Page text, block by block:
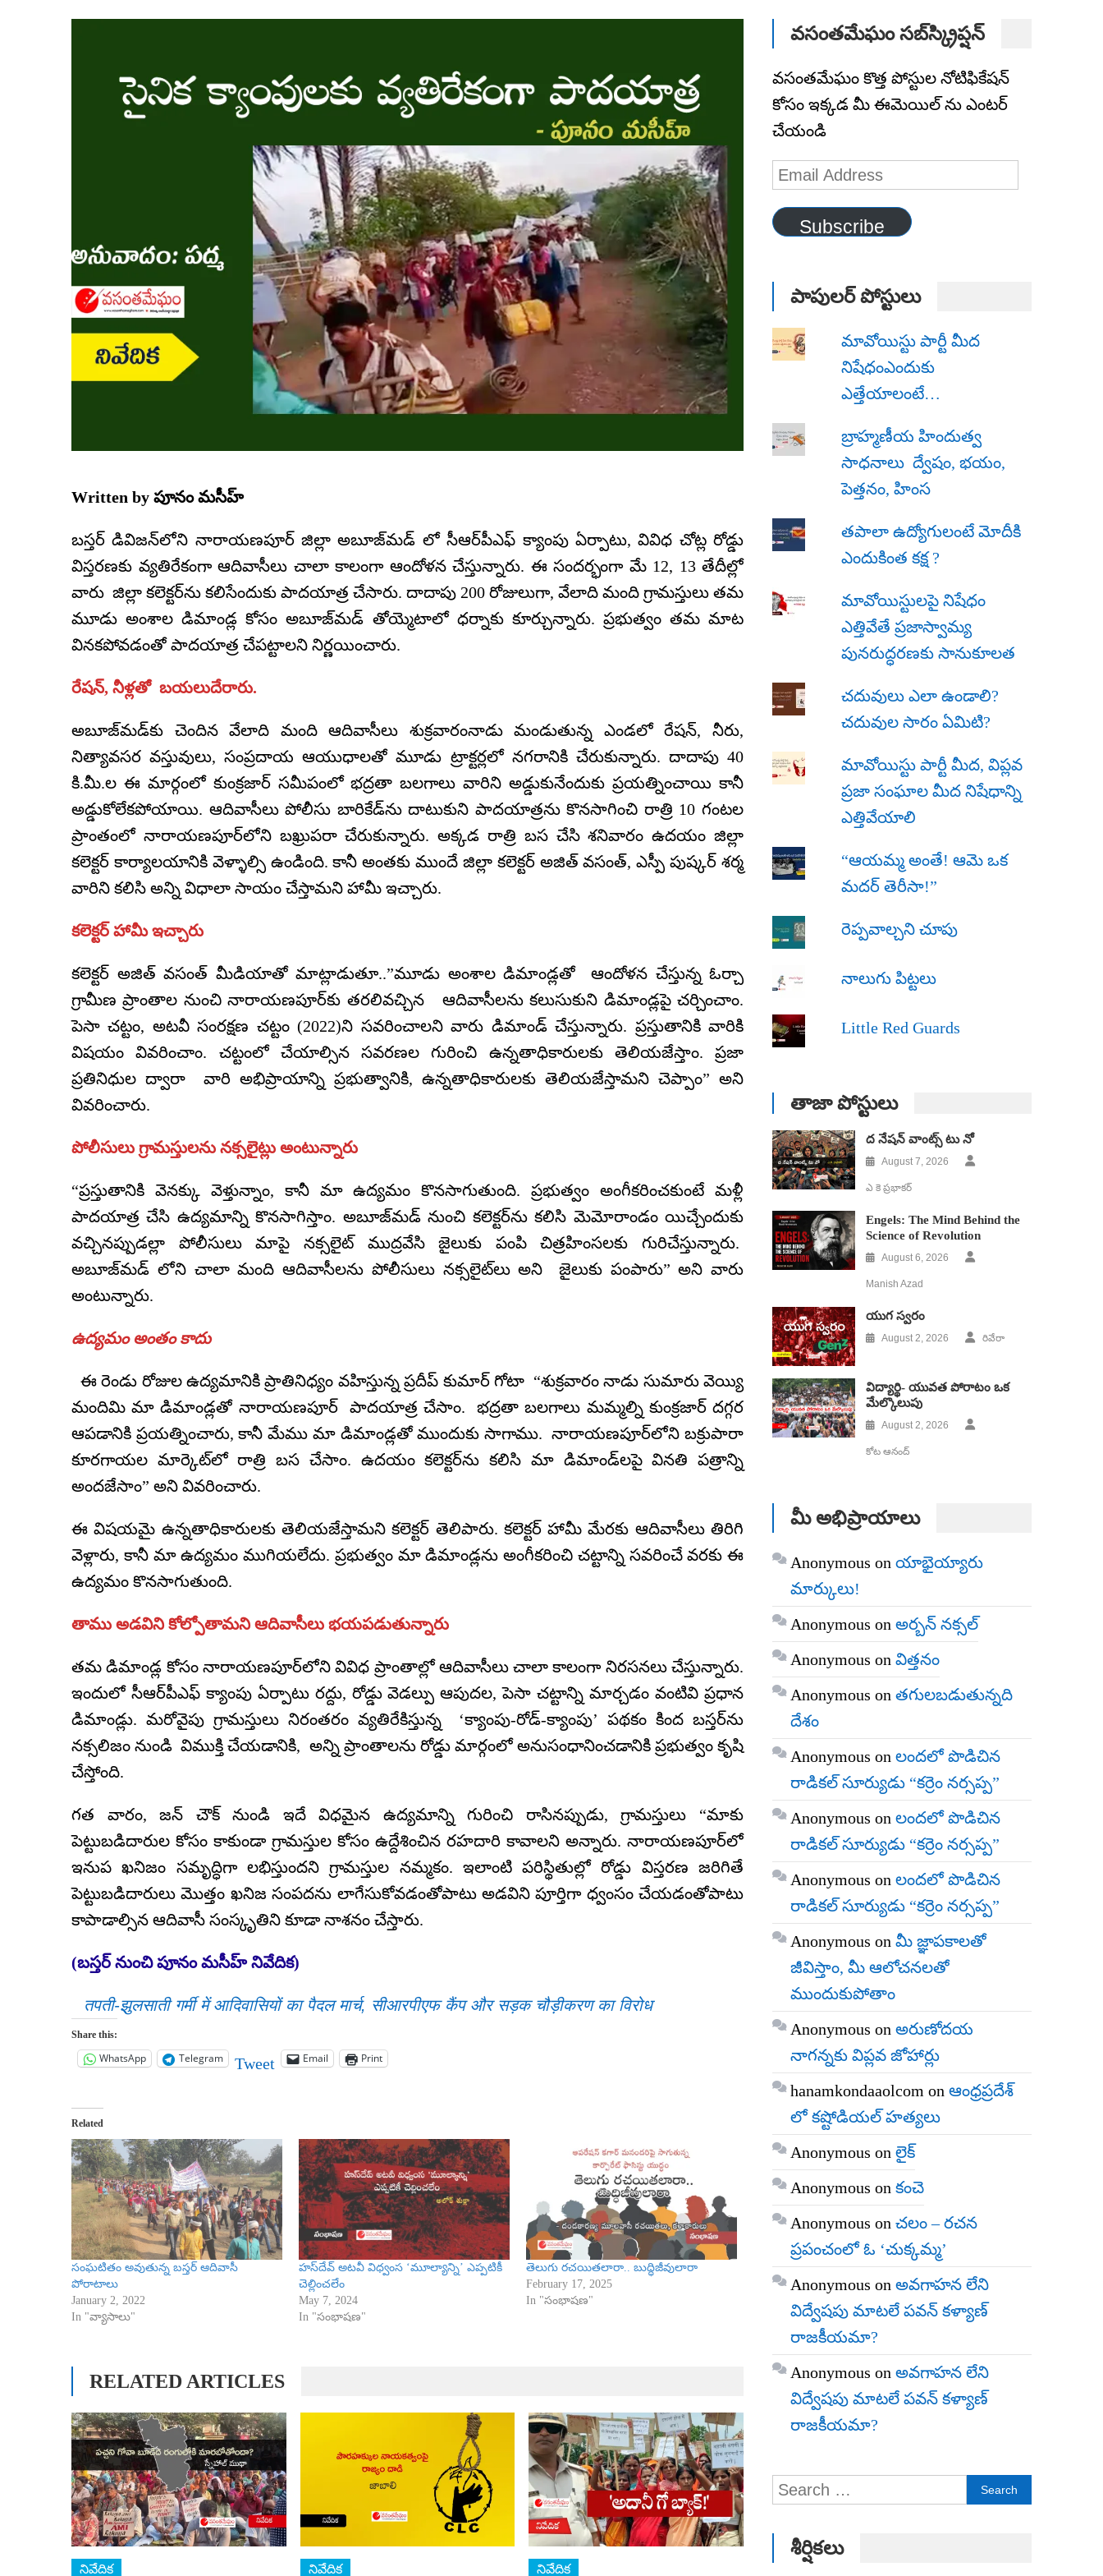
Written by పూనం మసీహ్
బస్తర్ డివిజన్‌లోని నారాయణపూర్ జిల్లా అబూజ్‌మడ్ లో సీఆర్‌పీఎఫ్ క్యాంపు ఏర్పాటు, వివిధ చోట్ల రోడ్డు
విస్తరణకు వ్యతిరేకంగా ఆదివాసీలు చాలా కాలంగా ఆందోళన చేస్తున్నారు. ఈ సందర్భంగా మే 12, 13 తేదీల్లో
వారు జిల్లా కలెక్టర్‌ను కలిసేందుకు పాదయాత్ర చేసారు. దాదాపు 200 రోజులుగా, వేలాది మంది గ్రామస్తులు తమ
మూడు అంశాల డిమాండ్ల కోసం అబూజ్‌మడ్ తోయ్మెటాలో ధర్నాకు కూర్చున్నారు. ప్రభుత్వం తమ మాట
వినకపోవడంతో పాదయాత్ర చేపట్టాలని నిర్ణయించారు.
రేషన్, నీళ్లతో బయలుదేరారు.
అబూజ్‌మడ్‌కు చెందిన వేలాది మంది ఆదివాసీలు శుక్రవారంనాడు మండుతున్న ఎండలో రేషన్, నీరు,
నిత్యావసర వస్తువులు, సంప్రదాయ ఆయుధాలతో మూడు ట్రాక్టర్లలో నగరానికి చేరుకున్నారు. దాదాపు 40
కి.మీ.ల ఈ మార్గంలో కుంక్ర‌జార్ సమీపంలో భద్రతా బలగాలు వారిని అడ్డుకునేందుకు ప్రయత్నించాయి కానీ
అడ్డుకోలేకపోయాయి. ఆదివాసీలు పోలీసు బారికేడ్‌ను దాటుకుని పాదయాత్రను కొనసాగించి రాత్రి 10 గంటల
ప్రాంతంలో నారాయణపూర్‌లోని బఖ్రుపరా చేరుకున్నారు. అక్కడ రాత్రి బస చేసి శనివారం ఉదయం జిల్లా
కలెక్టర్ కార్యాలయానికి వెళ్ళాల్సి ఉండింది. కానీ అంతకు ముందే జిల్లా కలెక్టర్ అజిత్ వసంత్, ఎస్పీ పుష్కర్ శర్మ
వారిని కలిసి అన్ని విధాలా సాయం చేస్తామని హామీ ఇచ్చారు.
కలెక్టర్‌ హామీ ఇచ్చారు
కలెక్టర్ అజిత్ వసంత్ మీడియాతో మాట్లాడుతూ..”మూడు అంశాల డిమాండ్లతో ఆందోళన చేస్తున్న ఓర్చా
గ్రామీణ ప్రాంతాల నుంచి నారాయణపూర్‌కు తరలివచ్చిన ఆదివాసీలను కలుసుకుని డిమాండ్లపై చర్చించాం.
పెసా చట్టం, అటవీ సంరక్షణ చట్టం (2022)ని సవరించాలని వారు డిమాండ్‌ చేస్తున్నారు. ప్రస్తుతానికి వారికి
విషయం వివరించాం. చట్టంలో చేయాల్సిన సవరణల గురించి ఉన్నతాధికారులకు తెలియజేస్తాం. ప్రజా
ప్రతినిధుల ద్వారా వారి అభిప్రాయాన్ని ప్రభుత్వానికి, ఉన్నతాధికారులకు తెలియజేస్తామని చెప్పాం” అని
వివరించారు.
పోలీసులు గ్రామస్తులను నక్సలైట్లు అంటున్నారు
“ప్రస్తుతానికి వెనక్కు వెళ్తున్నాం, కానీ మా ఉద్యమం కొనసాగుతుంది. ప్రభుత్వం అంగీకరించకుంటే మళ్లీ
పాదయాత్ర చేసి ఉద్యమాన్ని కొనసాగిస్తాం. అబూజ్‌మడ్ నుంచి కలెక్టర్‌ను కలిసి మెమోరాండం యిచ్చేందుకు
వచ్చినప్పుడల్లా పోలీసులు మాపై నక్సలైట్‌ ముద్రవేసి జైలుకు పంపి చిత్రహింసలకు గురిచేస్తున్నారు.
అబూజ్‌మడ్ లోని చాలా మంది ఆదివాసీలను పోలీసులు నక్సలైట్‌లు అని జైలుకు పంపారు” అని వారు
అంటున్నారు.
ఉద్యమం అంతం కాదు
ఈ రెండు రోజుల ఉద్యమానికి ప్రాతినిధ్యం వహిస్తున్న ప్రదీప్ కుమార్ గోటా “శుక్రవారం నాడు సుమారు వెయ్యి
మందిమి మా డిమాండ్లతో నారాయణపూర్ పాదయాత్ర చేసాం. భద్రతా బలగాలు మమ్మల్ని కుంక్రజార్ దగ్గర
ఆపడానికి ప్రయత్నించారు, కానీ మేము మా డిమాండ్లతో ముందుకు సాగాము. నారాయణపూర్‌లోని బక్రుపారా
కూరగాయల మార్కెట్‌లో రాత్రి బస చేసాం. ఉదయం కలెక్టర్‌ను కలిసి మా డిమాండ్‌లపై వినతి పత్రాన్ని
అందజేసాం” అని వివరించారు.
ఈ విషయమై ఉన్నతాధికారులకు తెలియజేస్తామని కలెక్టర్‌ తెలిపారు. కలెక్టర్‌ హామీ మేరకు ఆదివాసీలు తిరిగి
వెళ్లారు, కానీ మా ఉద్యమం ముగియలేదు. ప్రభుత్వం మా డిమాండ్లను అంగీకరించి చట్టాన్ని సవరించే వరకు ఈ
ఉద్యమం కొనసాగుతుంది.
తాము అడవిని కోల్పోతామని ఆదివాసీలు భయపడుతున్నారు
తమ డిమాండ్ల కోసం నారాయణపూర్‌లోని వివిధ ప్రాంతాల్లో ఆదివాసీలు చాలా కాలంగా నిరసనలు చేస్తున్నారు.
ఇందులో సీఆర్‌పీఎఫ్‌ క్యాంపు ఏర్పాటు రద్దు, రోడ్డు వెడల్పు ఆపుదల, పెసా చట్టాన్ని మార్చడం వంటివి ప్రధాన
డిమాండ్లు. మరోవైపు గ్రామస్తులు నిరంతరం వ్యతిరేకిస్తున్న ‘క్యాంపు-రోడ్-క్యాంపు’ పథకం కింద బస్తర్‌ను
నక్సలిజం నుండి విముక్తి చేయడానికి, అన్ని ప్రాంతాలను రోడ్డు మార్గంలో అనుసంధానించడానికి ప్రభుత్వం కృషి
చేస్తోంది.
గత వారం, జన్ చౌక్ నుండి ఇదే విధమైన ఉద్యమాన్ని గురించి రాసినప్పుడు, గ్రామస్తులు “మాకు
పెట్టుబడిదారుల కోసం కాకుండా గ్రామస్తుల కోసం ఉద్దేశించిన రహదారి కావాలని అన్నారు. నారాయణపూర్‌లో
ఇనుప ఖనిజం సమృద్ధిగా లభిస్తుందని గ్రామస్తుల నమ్మకం. ఇలాంటి పరిస్థితుల్లో రోడ్డు విస్తరణ జరిగితే
పెట్టుబడిదారులు మొత్తం ఖనిజ సంపదను లాగేసుకోవడంతోపాటు అడవిని పూర్తిగా ధ్వంసం చేయడంతోపాటు
కాపాడాల్సిన ఆదివాసీ సంస్కృతిని కూడా నాశనం చేస్తారు.
(బస్తర్ నుంచి పూనం మసీహ్ నివేదిక)
तपती-झुलसाती गर्मी में आदिवासियों का पैदल मार्च, सीआरपीएफ कैंप और सड़क चौड़ीकरण का विरोध
Share this:
WhatsApp Telegram Tweet Email Print
Related
సంఘటితం అవుతున్న బస్తర్ ఆదివాసీ
పోరాటాలు
January 2, 2022
In "వ్యాసాలు"
హస్‌దేవ్ అటవీ విధ్వంస ‘మూల్యాన్ని’ ఎప్పటికీ
చెల్లించలేం
May 7, 2024
In "సంభాషణ"
తెలుగు రచయితలారా.. బుద్ధిజీవులారా
February 17, 2025
In "సంభాషణ"
RELATED ARTICLES
నివేదిక నివేదిక నివేదిక
వసంతమేఘం సబ్‌స్క్రిప్షన్
వసంతమేఘం కొత్త పోస్టుల నోటిఫికేషన్
కోసం ఇక్కడ మీ ఈమెయిల్ ను ఎంటర్
చేయండి
Email
Subscribe
పాపులర్ పోస్టులు
మావోయిస్టు పార్టీ మీద
నిషేధంఎందుకు
ఎత్తేయాలంటే…
బ్రాహ్మణీయ హిందుత్వ
సాధనాలు ద్వేషం, భయం,
పెత్తనం, హింస
త‌పాలా ఉద్యోగులంటే మోదీకి
ఎందుకింత కక్ష ?
మావోయిస్టులపై నిషేధం
ఎత్తివేతే ప్రజాస్వామ్య
పునరుద్ధరణకు సానుకూలత
చదువులు ఎలా ఉండాలి?
చదువుల సారం ఏమిటి?
మావోయిస్టు పార్టీ మీద, విప్లవ
ప్రజా సంఘాల మీద నిషేధాన్ని
ఎత్తివేయాలి
“ఆయమ్మ అంతే! ఆమె ఒక
మదర్ తెరీసా!”
రెప్పవాల్చని చూపు
నాలుగు పిట్టలు
Little Red Guards
తాజా పోస్టులు
ద నేషన్ వాంట్స్ టు నో
August 7, 2026
ఎ కె ప్రభాకర్
Engels: The Mind Behind the
Science of Revolution
August 6, 2026
Manish Azad
యుగ స్వ‌రం
August 2, 2026 రివేరా
విద్యార్థి- యువత పోరాటం ఒక
మేల్కొలుపు
August 2, 2026
కోట ఆనంద్
మీ అభిప్రాయాలు
Anonymous onయాభైయ్యారు
మార్కులు!
Anonymous onఅర్బన్ నక్సల్
Anonymous onవిత్తనం
Anonymous onతగులబడుతున్నది
దేశం
Anonymous onలందలో పొడిచిన
రాడికల్ సూర్యుడు “కర్రెం నర్సప్ప”
Anonymous onలందలో పొడిచిన
రాడికల్ సూర్యుడు “కర్రెం నర్సప్ప”
Anonymous onలందలో పొడిచిన
రాడికల్ సూర్యుడు “కర్రెం నర్సప్ప”
Anonymous onమీ జ్ఞాపకాలతో
జీవిస్తాం, మీ ఆలోచనలతో
ముందుకుపోతాం
Anonymous onఅరుణోదయ
నాగన్నకు విప్లవ జోహార్లు
hanamkondaaolcom onఆంధ్రప్రదేశ్
లో కష్టోడియల్ హత్యలు
Anonymous onలైక్
Anonymous onకంచె
Anonymous onచలం – రచన
ప్రపంచంలో ఓ ‘చుక్కమ్మ’
Anonymous onఅవగాహన లేని
విద్వేషపు మాటలే పవన్ కళ్యాణ్
రాజకీయమా?
Anonymous onఅవగాహన లేని
విద్వేషపు మాటలే పవన్ కళ్యాణ్
రాజకీయమా?
Search
శీర్షికలు